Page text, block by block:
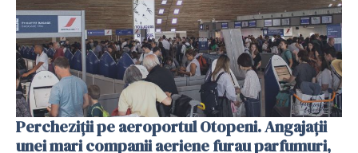
Percheziții pe aeroportul Otopeni. Angajații
unei mari companii aeriene furau parfumuri,